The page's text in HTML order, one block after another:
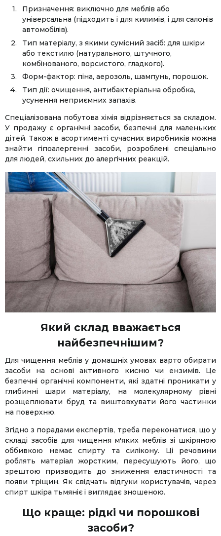
Призначення: виключно для меблів або
універсальна (підходить і для килимів, і для салонів
автомобілів).
Тип матеріалу, з якими сумісний засіб: для шкіри
або текстилю (натурального, штучного,
комбінованого, ворсистого, гладкого).
Форм-фактор: піна, аерозоль, шампунь, порошок.
Тип дії: очищення, антибактеріальна обробка,
усунення неприємних запахів.
Спеціалізована побутова хімія відрізняється за складом.
У продажу є органічні засоби, безпечні для маленьких
дітей. Також в асортименті сучасних виробників можна
знайти гіпоалергенні засоби, розроблені спеціально
для людей, схильних до алергічних реакцій.
Який склад вважається
найбезпечнішим?
Для чищення меблів у домашніх умовах варто обирати
засоби на основі активного кисню чи ензимів. Це
безпечні органічні компоненти, які здатні проникати у
глибинні шари матеріалу, на молекулярному рівні
розщеплювати бруд та виштовхувати його частинки
на поверхню.
Згідно з порадами експертів, треба переконатися, що у
складі засобів для чищення м'яких меблів зі шкіряною
оббивкою немає спирту та силікону. Ці речовини
роблять матеріал жорстким, пересушують його, що
зрештою призводить до зниження еластичності та
появи тріщин. Як свідчать відгуки користувачів, через
спирт шкіра тьмяніє і виглядає зношеною.
Що краще: рідкі чи порошкові
засоби?